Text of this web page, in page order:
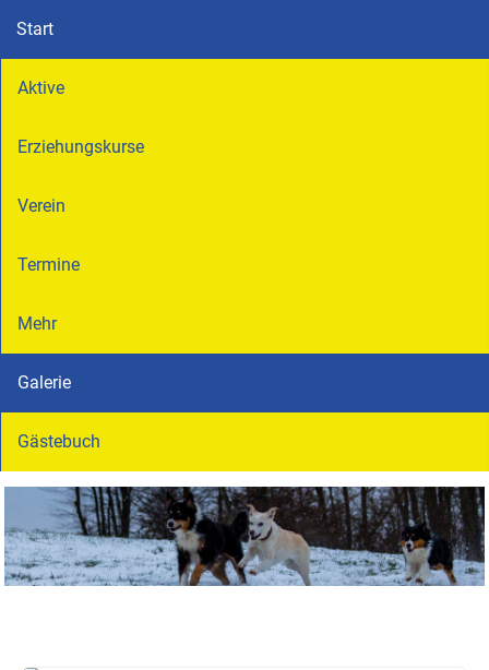
Start
Aktive
Erziehungskurse
Verein
Termine
Mehr
Galerie
Gästebuch